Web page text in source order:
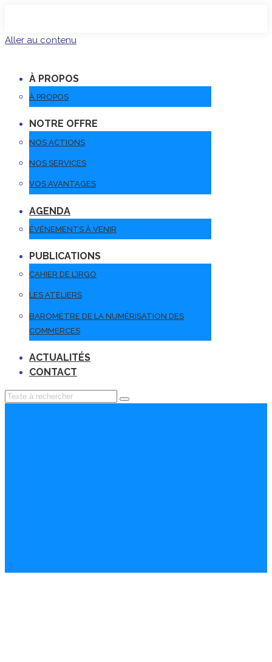
Aller au contenu
À PROPOS
À PROPOS
NOTRE OFFRE
NOS ACTIONS
NOS SERVICES
VOS AVANTAGES
AGENDA
ÉVÉNEMENTS À VENIR
PUBLICATIONS
CAHIER DE L’IRGO
LES ATELIERS
BAROMÈTRE DE LA NUMÉRISATION DES
COMMERCES
ACTUALITÉS
CONTACT